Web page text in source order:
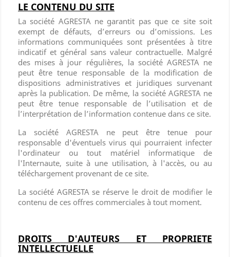
LE CONTENU DU SITE
La société AGRESTA ne garantit pas que ce site soit
exempt de défauts, d’erreurs ou d’omissions. Les
informations communiquées sont présentées à titre
indicatif et général sans valeur contractuelle. Malgré
des mises à jour régulières, la société AGRESTA ne
peut être tenue responsable de la modification de
dispositions administratives et juridiques survenant
après la publication. De même, la société AGRESTA ne
peut être tenue responsable de l’utilisation et de
l’interprétation de l’information contenue dans ce site.
La société AGRESTA ne peut être tenue pour
responsable d'éventuels virus qui pourraient infecter
l'ordinateur ou tout matériel informatique de
l'Internaute, suite à une utilisation, à l'accès, ou au
téléchargement provenant de ce site.
La société AGRESTA se réserve le droit de modifier le
contenu de ces offres commerciales à tout moment.
DROITS D'AUTEURS ET PROPRIETE
INTELLECTUELLE